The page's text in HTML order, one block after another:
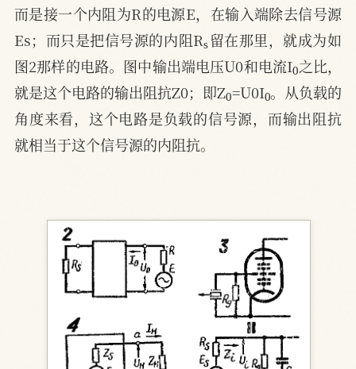
而是接一个内阻为R的电源E，在输入端除去信号源
Es；而只是把信号源的内阻R 留在那里，就成为如
图2那样的电路。图中输出端电压U0和电流I0之比，
就是这个电路的输出阻抗Z0；即Z0=U0I0。从负载的
角度来看，这个电路是负载的信号源，而输出阻抗
就相当于这个信号源的内阻抗。